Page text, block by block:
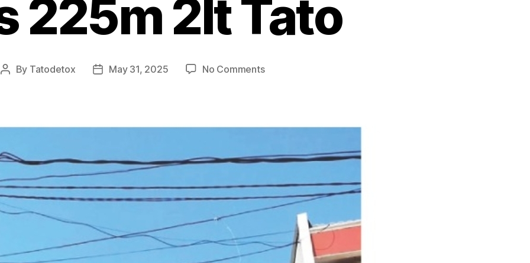
225m 2lt Tato
Post
By Tatodetox
PostMay 31, 2025 No Commentson
Rumah
Garden
2.6M
luas
225m
2lt